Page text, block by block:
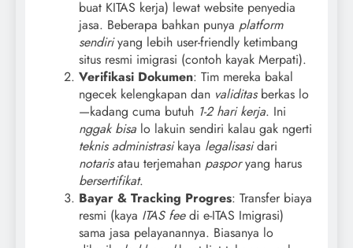
buat KITAS kerja) lewat website penyedia
jasa. Beberapa bahkan punya platform
sendiriyang lebih user-friendly ketimbang
situs resmi imigrasi (contoh kayak Merpati).
Verifikasi Dokumen: Tim mereka bakal
ngecek kelengkapan dan validitasberkas lo
—kadang cuma butuh 1-2 hari kerja. Ini
nggak bisa lo lakuin sendiri kalau gak ngerti
teknis administrasikaya legalisasidari
notarisatau terjemahan pasporyang harus
bersertifikat.
Bayar & Tracking Progres: Transfer biaya
resmi (kaya ITAS feedi e-ITAS Imigrasi)
sama jasa pelayanannya. Biasanya lo